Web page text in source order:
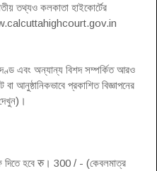
তথ্যও কলকাতা হাইকোর্টের
এবং অন্যান্য বিশদ সম্পর্কিত আরও
আনুষ্ঠানিকভাবে প্রকাশিত বিজ্ঞাপনের
দিতে হবে रु। 300 / - (কেবলমাত্র